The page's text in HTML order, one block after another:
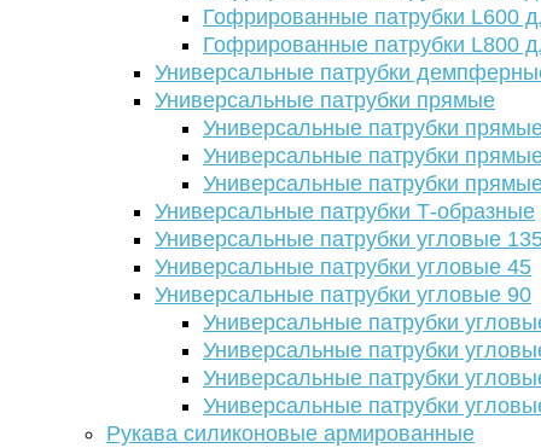
Гофрированные патрубки L600
Гофрированные патрубки L800
Универсальные патрубки
Универсальные патрубки прямые
Универсальные патрубки
Универсальные патрубки
Универсальные патрубки
Универсальные патрубки Т-образные
Универсальные патрубки угловые
Универсальные патрубки угловые 45
Универсальные патрубки угловые 90
Универсальные патрубки
Универсальные патрубки
Универсальные патрубки
Универсальные патрубки
Рукава силиконовые армированные